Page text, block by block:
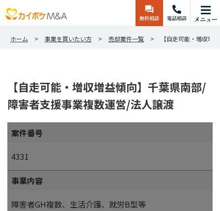
無料相談 電話相談 メニュー
ホーム 事業を買いたい方 売却案件一覧 【自走可能・増収増
【自走可能・増収増益傾向】千葉県南部/
障害者支援事業複数運営/法人譲渡
案件番号
4331
事業内容
障害者GH複数、生活介護、就労B型等